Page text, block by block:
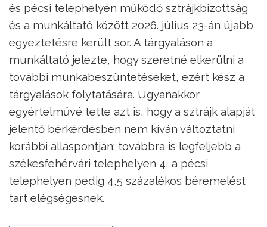
és pécsi telephelyén működő sztrájkbizottság
és a munkáltató között 2026. július 23-án újabb
egyeztetésre került sor. A tárgyaláson a
munkáltató jelezte, hogy szeretné elkerülni a
további munkabeszüntetéseket, ezért kész a
tárgyalások folytatására. Ugyanakkor
egyértelművé tette azt is, hogy a sztrájk alapját
jelentő bérkérdésben nem kíván változtatni
korábbi álláspontján: továbbra is legfeljebb a
székesfehérvári telephelyen 4, a pécsi
telephelyen pedig 4,5 százalékos béremelést
tart elégségesnek.